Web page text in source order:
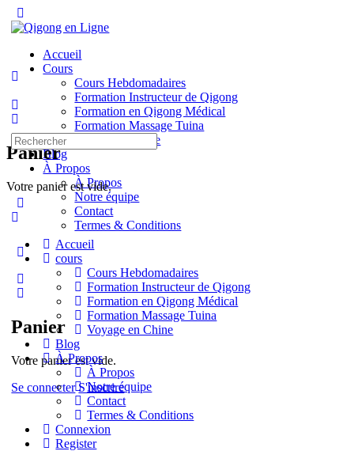
Side
Accueil
Cours
Cours Hebdomadaires
Formation Instructeur de Qigong
Formation en Qigong Médical
Formation Massage Tuina
Voyage en Chine
Blog
À Propos
À Propos
Notre équipe
Contact
Termes & Conditions
More
options
Panier
Votre panier est vide.
Se connecter S'inscrire
Panier
Votre panier est vide.
Recherche
pour:
Accueil
cours
Cours Hebdomadaires
Formation Instructeur de Qigong
Formation en Qigong Médical
Formation Massage Tuina
Voyage en Chine
Blog
À Propos
À Propos
Notre équipe
Contact
Termes & Conditions
Connexion
Register